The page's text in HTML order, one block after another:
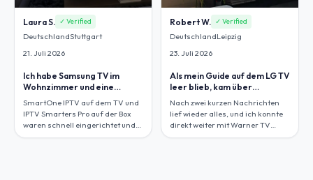
Laura S. ✓ Verified
DeutschlandStuttgart
21. Juli 2026
Ich habe Samsung TV im
Wohnzimmer und eine
Android Box im
Schlafzimmer, also wollte ich
eine Lösung für beides.
SmartOne IPTV auf dem TV und
IPTV Smarters Pro auf der Box
waren schnell eingerichtet und
die Senderlisten wirkten direkt
Robert W. ✓ Verified
DeutschlandLeipzig
23. Juli 2026
Als mein Guide auf dem LG TV
leer blieb, kam über
WhatsApp sofort eine klare
Rückmeldung.
Nach zwei kurzen Nachrichten
lief wieder alles, und ich konnte
direkt weiter mit Warner TV
Serie, AXN White und Sport1 US